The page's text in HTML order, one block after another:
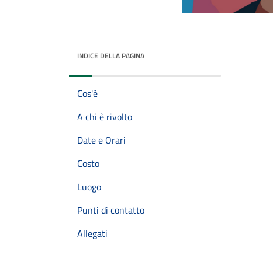
INDICE DELLA PAGINA
Cos'è
A chi è rivolto
Date e Orari
Costo
Luogo
Punti di contatto
Allegati